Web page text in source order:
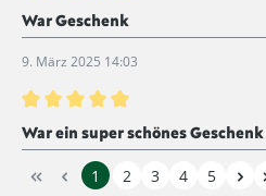
Bewertung mit 5 von 5 Sternen
War Geschenk
9. März 2025 14:03
Bewertung mit 5 von 5 Sternen
War ein super schönes Geschenk
1 2 3 4 5